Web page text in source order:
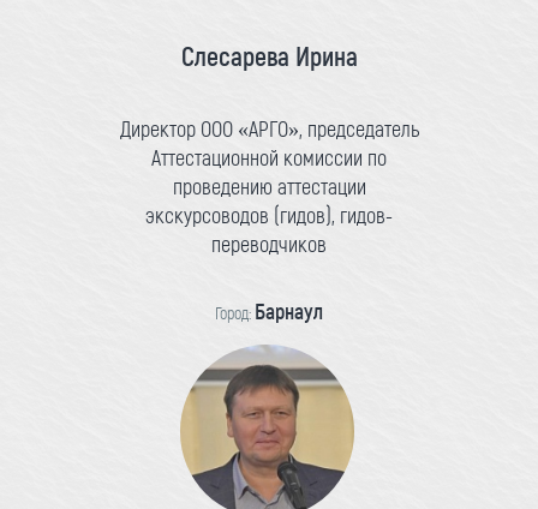
Слесарева Ирина
Директор ООО «АРГО», председатель
Аттестационной комиссии по
проведению аттестации
экскурсоводов (гидов), гидов-
переводчиков
Город: Барнаул